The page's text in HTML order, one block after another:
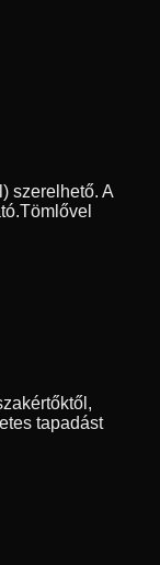
szerelhető. A
Tömlővel
tapadást